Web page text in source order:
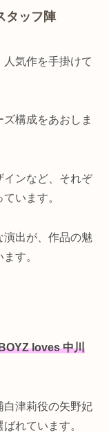
タッフ陣
気作を手掛けて
構成をあおしま
インなど、それぞ
います。
演出が、作品の魅
す。
loves 中川
白津莉役の矢野妃
れています。